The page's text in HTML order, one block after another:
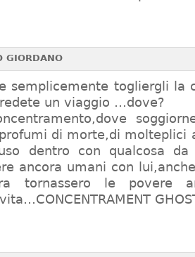
GIORDANO
semplicemente togliergli la
un viaggio …dove?
di morte,di molteplici
dentro con qualcosa
ancora umani con
tornassero le povere